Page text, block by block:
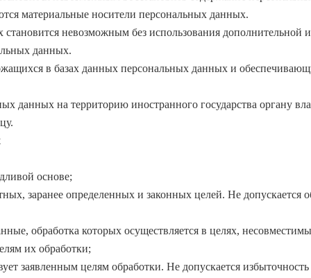
материальные носители персональных данных.
невозможным без использования дополнительной
данных.
в базах данных персональных данных и
данных на территорию иностранного государства органу
основе;
заранее определенных и законных целей. Не допускается
обработка которых осуществляется в целях,
их обработки;
заявленным целям обработки. Не допускается